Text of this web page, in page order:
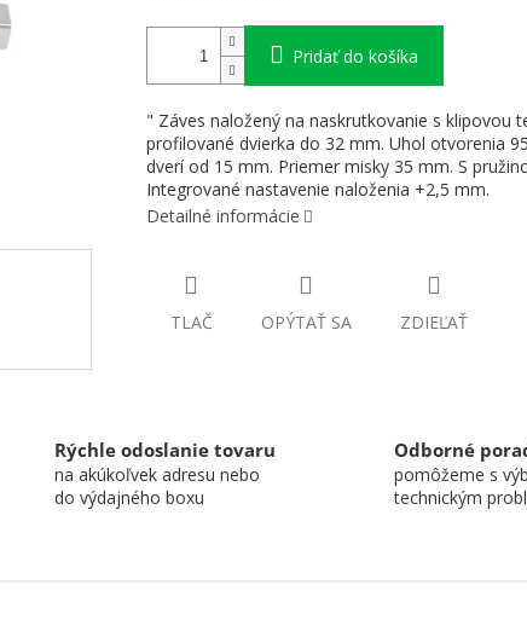
Pridať do košíka
" Záves naložený na naskrutkovanie s klipovou
profilované dvierka do 32 mm. Uhol otvorenia
dverí od 15 mm. Priemer misky 35 mm. S
Integrované nastavenie naloženia +2,5 mm.
Detailné informácie
TLAČ OPÝTAŤ SA ZDIEĽAŤ
Rýchle odoslanie tovaru
na akúkoľvek adresu nebo
do výdajného boxu
Odborné
pomôžeme s
technickým